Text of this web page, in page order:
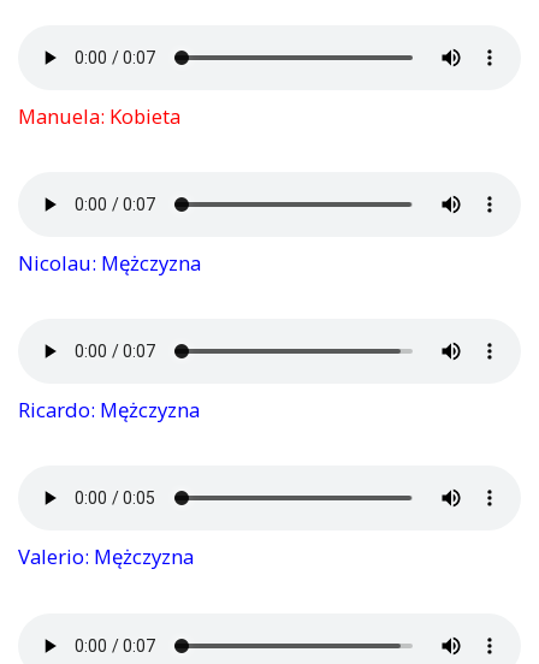
Manuela: Kobieta
Nicolau: Mężczyzna
Ricardo: Mężczyzna
Valerio: Mężczyzna